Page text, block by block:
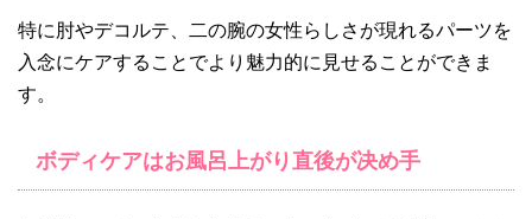
特に肘やデコルテ、二の腕の女性らしさが現れるパーツを
入念にケアすることでより魅力的に見せることができま
す。
ボディケアはお風呂上がり直後が决め手